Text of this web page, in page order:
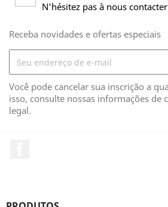
N'hésitez pas à nous contacter
Receba novidades e ofertas especiais
Você pode cancelar sua inscrição a
isso, consulte nossas informações de
legal.